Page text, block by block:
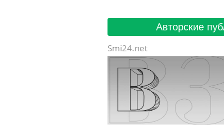
Авторские
Smi24.net